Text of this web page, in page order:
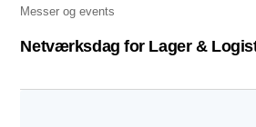
Messer og events
Netværksdag for Lager &